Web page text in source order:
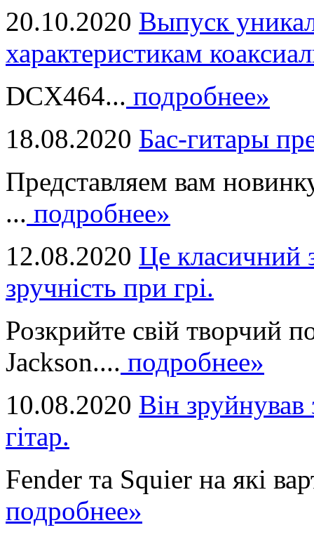
20.10.2020 Выпуск
характеристикам
DCX464... подробнее»
18.08.2020 Бас-гитары
Представляем вам
... подробнее»
12.08.2020 Це класичний
зручність при грі.
Розкрийте свій творчий
Jackson.... подробнее»
10.08.2020 Він
гітар.
Fender та Squier на які
подробнее»